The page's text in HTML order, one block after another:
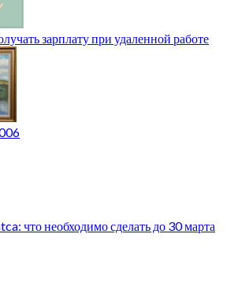
зарплату при удаленной работе
что необходимо сделать до 30 марта